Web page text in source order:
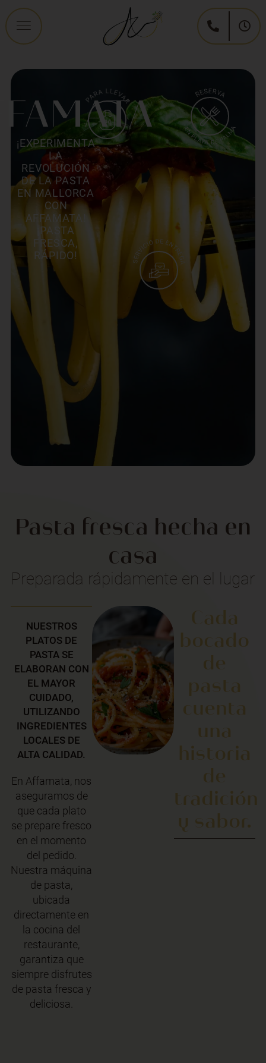
¡EXPERIMENTA
LA
REVOLUCIÓN
DE LA PASTA
EN MALLORCA
CON
AFFAMATA!
¡PASTA
FRESCA,
RÁPIDO!
Pasta fresca hecha en
casa
Preparada rápidamente en el lugar
NUESTROS
PLATOS DE
PASTA SE
ELABORAN CON
EL MAYOR
CUIDADO,
UTILIZANDO
INGREDIENTES
LOCALES DE
ALTA CALIDAD.
En Affamata, nos
aseguramos de
que cada plato
se prepare fresco
en el momento
del pedido.
Nuestra máquina
de pasta,
ubicada
directamente en
la cocina del
restaurante,
garantiza que
siempre disfrutes
de pasta fresca y
deliciosa.
Cada
bocado
de
pasta
cuenta
una
historia
de
tradición
y sabor.